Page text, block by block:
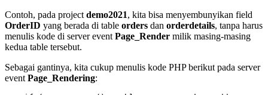
Contoh, pada project demo2021, kita bisa menyembunyikan field
OrderID yang berada di table orders dan orderdetails, tanpa harus
menulis kode di server event Page_Render milik masing-masing
kedua table tersebut.
Sebagai gantinya, kita cukup menulis kode PHP berikut pada server
event Page_Rendering: